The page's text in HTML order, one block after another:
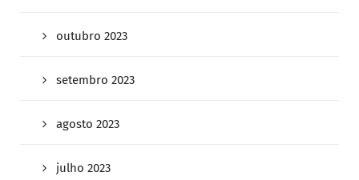
outubro 2023
setembro 2023
agosto 2023
julho 2023